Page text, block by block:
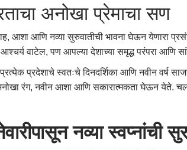
अनोखा प्रेमाचा सण
आशा आणि नव्या सुरुवातीची भावना घेऊन येणारा
वाटेल, पण आपल्या देशाच्या समृद्ध परंपरा आणि
प्रदेशाचे स्वतःचे दिनदर्शिका आणि नवीन वर्ष
रंग, नवीन आशा आणि सकारात्मकता घेऊन येते.
नव्या स्वप्नांची